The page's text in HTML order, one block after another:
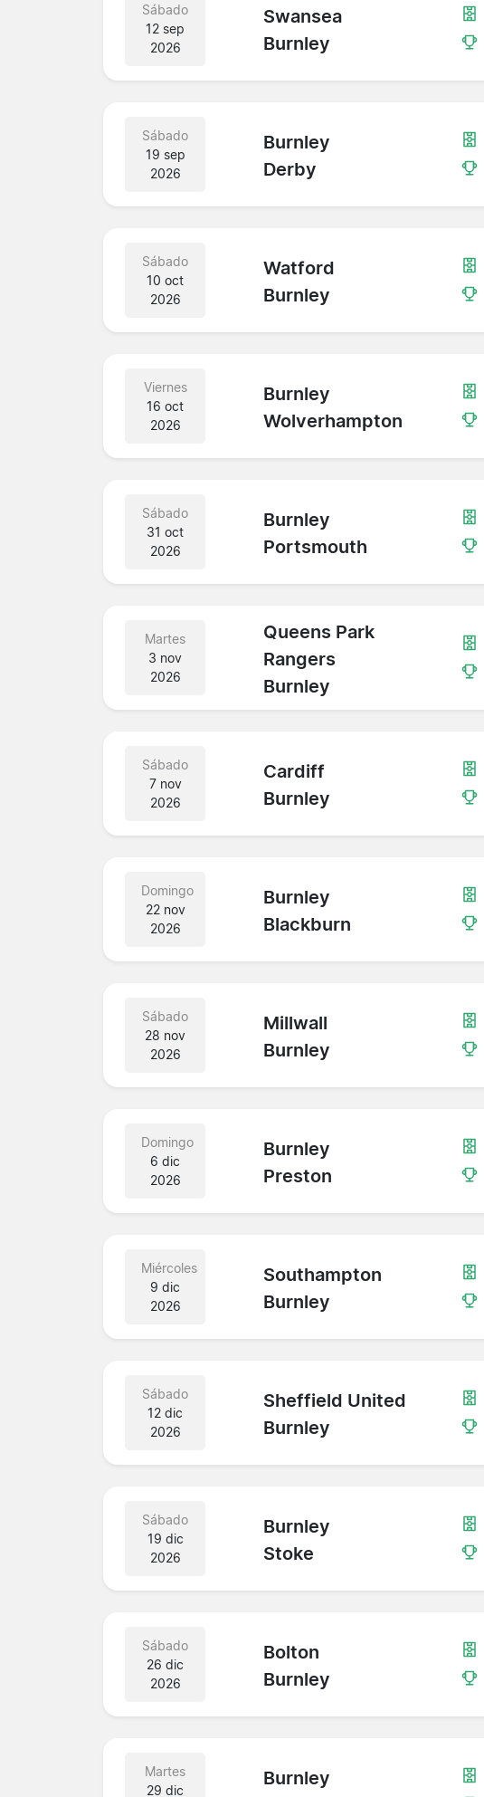
Sábado
12 sep
2026
Swansea
Burnley
Sábado
19 sep
2026
Burnley
Derby
Sábado
10 oct
2026
Watford
Burnley
Viernes
16 oct
2026
Burnley
Wolverhampton
Sábado
31 oct
2026
Burnley
Portsmouth
Martes
3 nov
2026
Queens Park
Rangers
Burnley
Sábado
7 nov
2026
Cardiff
Burnley
Domingo
22 nov
2026
Burnley
Blackburn
Sábado
28 nov
2026
Millwall
Burnley
Domingo
6 dic
2026
Burnley
Preston
Miércoles
9 dic
2026
Southampton
Burnley
Sábado
12 dic
2026
Sheffield United
Burnley
Sábado
19 dic
2026
Burnley
Stoke
Sábado
26 dic
2026
Bolton
Burnley
Martes
29 dic
Burnley